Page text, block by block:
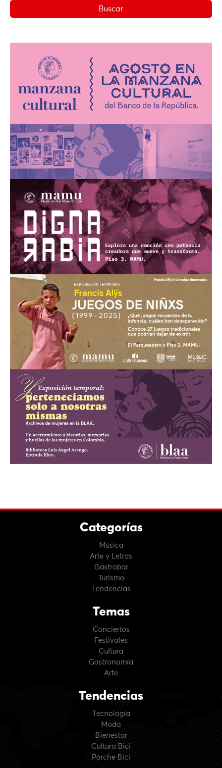
Categorías
Música
Arte y Letras
Gastrobar
Turismo
Tendencias
Temas
Conciertos
Festivales
Cultura
Gastronomía
Arte
Tendencias
Tecnología
Moda
Bienestar
Cultura Bici
Parche Bici